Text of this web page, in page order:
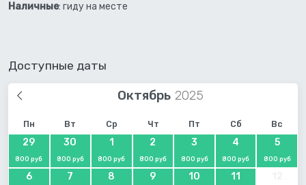
Наличные: гиду на месте
Доступные даты
Октябрь
Пн Вт Ср Чт Пт Сб Вс
29
800 руб
30
800 руб
1
800 руб
2
800 руб
3
800 руб
4
800 руб
5
800 руб
6 7 8 9 10 11